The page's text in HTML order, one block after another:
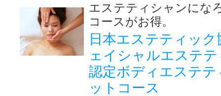
エステティシャンにな
コースがお得。
日本エステティッ
ェイシャルエステ
認定ボディエステ
ットコース